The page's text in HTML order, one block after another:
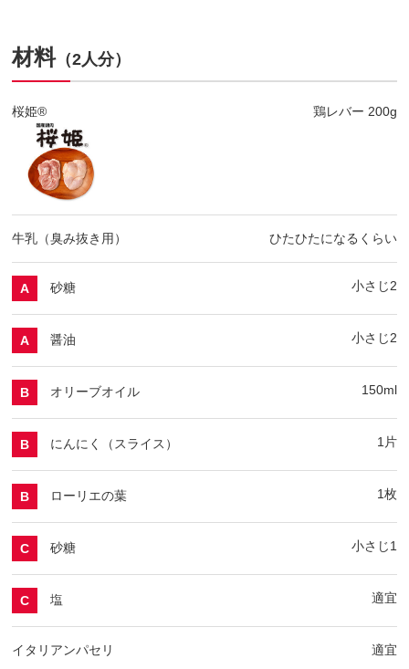
材料（2人分）
桜姫® 鶏レバー 200g
牛乳（臭み抜き用） ひたひたになるくらい
A 砂糖 小さじ2
A 醤油 小さじ2
B オリーブオイル 150ml
B にんにく（スライス） 1片
B ローリエの葉 1枚
C 砂糖 小さじ1
C 塩 適宜
イタリアンパセリ 適宜